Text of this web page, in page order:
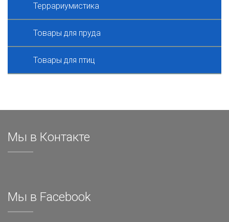
Террариумистика
Товары для пруда
Товары для птиц
Мы в Контакте
Мы в Facebook